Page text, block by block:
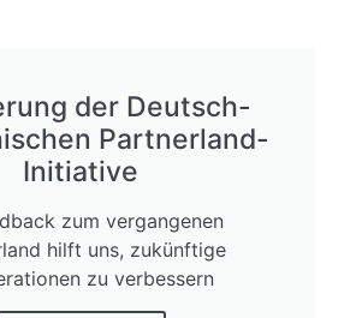
der Deutsch-
Partnerland-
Initiative
zum vergangenen
hilft uns, zukünftige
zu verbessern